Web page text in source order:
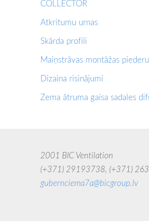
COLLECTOR
Atkritumu urnas
Skārda profili
Maiņstrāvas montāžas
Dizaina risinājumi
Zema ātruma gaisa sadales
2001 BIC Ventilation
(+371) 29193738, (+371)
gubernciema7a@bicgroup.lv